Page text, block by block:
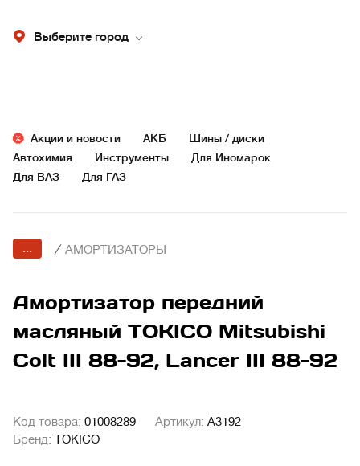
Выберите город
Акции и новости АКБ
Шины / диски
Автохимия
Инструменты
Для Иномарок
Для ВАЗ
Для ГАЗ
... / АМОРТИЗАТОРЫ
Амортизатор передний
масляный TOKICO Mitsubishi
Colt III 88-92, Lancer III 88-92
Код товара: 01008289 Артикул: A3192
Бренд: TOKICO